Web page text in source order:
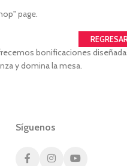
page.
bonificaciones
y domina la mesa.
Síguenos